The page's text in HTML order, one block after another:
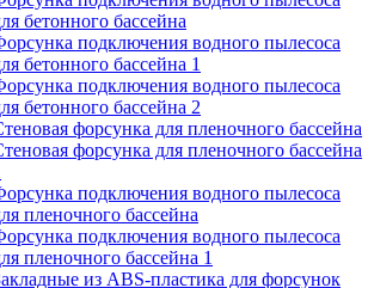
бетонного бассейна
подключения водного пылесоса
бетонного бассейна 1
подключения водного пылесоса
бетонного бассейна 2
форсунка для пленочного бассейна
форсунка для пленочного бассейна
подключения водного пылесоса
пленочного бассейна
подключения водного пылесоса
пленочного бассейна 1
из ABS-пластика для форсунок